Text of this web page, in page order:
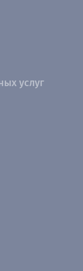
услуг